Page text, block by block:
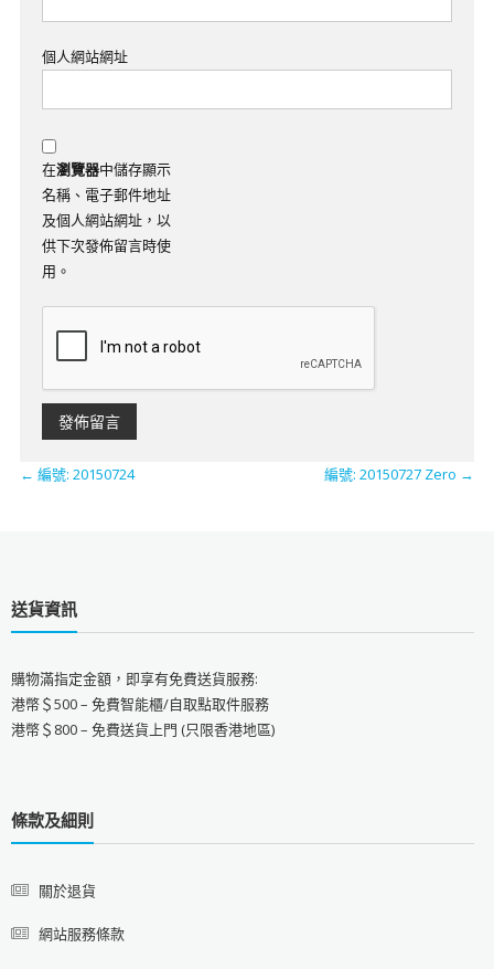
個人網站網址
在瀏覽器中儲存顯示
名稱、電子郵件地址
及個人網站網址，以
供下次發佈留言時使
用。
← 編號: 20150724 ​編號: 20150727 Zero →
送貨資訊
購物滿指定金額，即享有免費送貨服務:
港幣＄500 – 免費智能櫃/自取點取件服務
港幣＄800 – 免費送貨上門 (只限香港地區)
條款及細則
關於退貨
網站服務條款